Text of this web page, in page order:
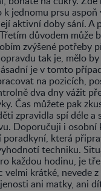
jednomu prsu aspoň
aktivní doby sání. A
důvodem může
zvýšené potřeby
tak je, mělo
je v tomto
na pozicích,
dva dny vážit
Čas můžete pak
zpravidla spí déle a
Doporučuji i osobní
poradkyní, která
techniku.
každou hodinu, je
velmi krátké, nevede
ani matky, ani